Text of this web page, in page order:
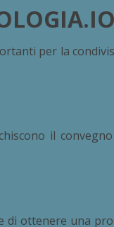
per la
il
di ottenere una